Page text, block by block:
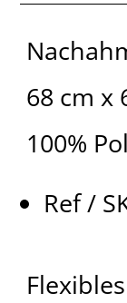
68 cm x
100%
Ref /